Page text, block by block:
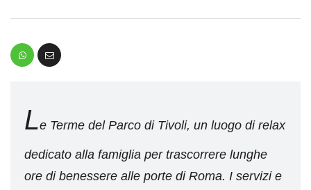
Le Terme del Parco di Tivoli, un luogo di relax
dedicato alla famiglia per trascorrere lunghe
ore di benessere alle porte di Roma. I servizi e